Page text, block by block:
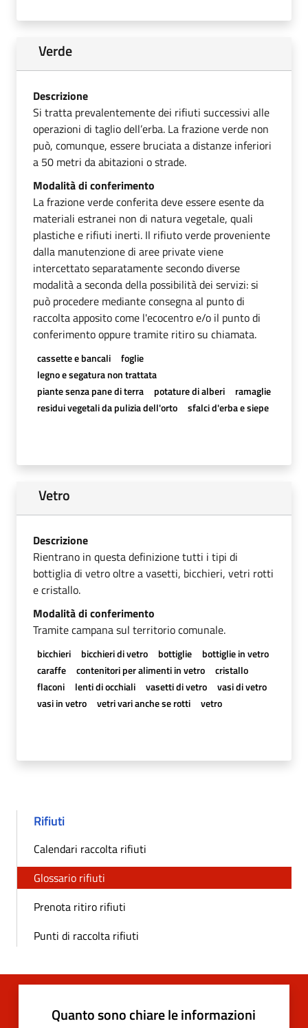
Verde
Descrizione
Si tratta prevalentemente dei rifiuti successivi alle
operazioni di taglio dell’erba. La frazione verde non
può, comunque, essere bruciata a distanze inferiori
a 50 metri da abitazioni o strade.
Modalità di conferimento
La frazione verde conferita deve essere esente da
materiali estranei non di natura vegetale, quali
plastiche e rifiuti inerti. Il rifiuto verde proveniente
dalla manutenzione di aree private viene
intercettato separatamente secondo diverse
modalità a seconda della possibilità dei servizi: si
può procedere mediante consegna al punto di
raccolta apposito come l'ecocentro e/o il punto di
conferimento oppure tramite ritiro su chiamata.
cassette e bancali
foglie
legno e segatura non trattata
piante senza pane di terra
potature di alberi
ramaglie
residui vegetali da pulizia dell'orto
sfalci d'erba e siepe
Vetro
Descrizione
Rientrano in questa definizione tutti i tipi di
bottiglia di vetro oltre a vasetti, bicchieri, vetri rotti
e cristallo.
Modalità di conferimento
Tramite campana sul territorio comunale.
bicchieri bicchieri di vetro bottiglie
bottiglie in vetro
caraffe
contenitori per alimenti in vetro
cristallo
flaconi
lenti di occhiali vasetti di vetro
vasi di vetro
vasi in vetro
vetri vari anche se rotti vetro
Rifiuti
Calendari raccolta rifiuti
Glossario rifiuti
Prenota ritiro rifiuti
Punti di raccolta rifiuti
Quanto sono chiare le informazioni